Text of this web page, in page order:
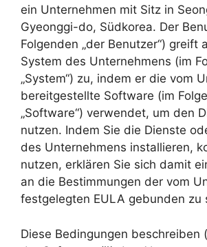
ein Unternehmen mit Sitz in
Gyeonggi-do, Südkorea. Der
Folgenden „der Benutzer“) greift
System des Unternehmens (im
„System“) zu, indem er die vom
bereitgestellte Software (im
„Software“) verwendet, um den
nutzen. Indem Sie die Dienste
des Unternehmens installieren,
nutzen, erklären Sie sich damit
an die Bestimmungen der vom
festgelegten EULA gebunden zu
Diese Bedingungen beschreiben